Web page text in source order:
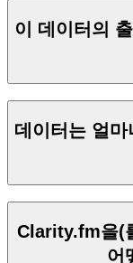
이 데이터의
데이터는 얼
Clarity.fm을(
어